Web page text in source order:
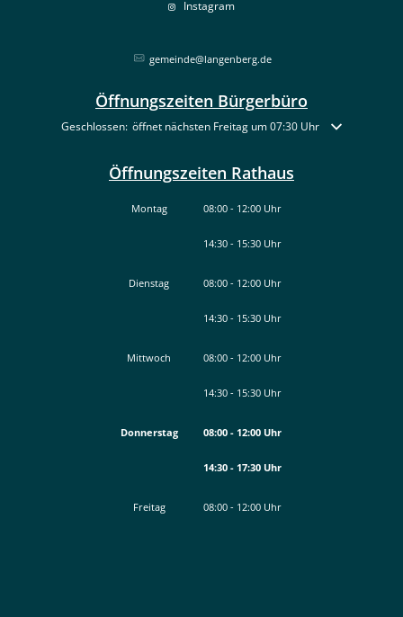
Instagram
gemeinde@langenberg.de
Öffnungszeiten Bürgerbüro
Klicken, um weitere Öffnungs- oder Schließzeiten auszublenden
Geschlossen: öffnet nächsten Freitag um 07:30 Uhr
Öffnungszeiten Rathaus
Montag 08:00- 12:00Uhr
Von 08:00 bis 12:00 Uhr
14:30- 15:30Uhr
Von 14:30 bis 15:30 Uhr
Dienstag 08:00- 12:00Uhr
Von 08:00 bis 12:00 Uhr
14:30- 15:30Uhr
Von 14:30 bis 15:30 Uhr
Mittwoch 08:00- 12:00Uhr
Von 08:00 bis 12:00 Uhr
14:30- 15:30Uhr
Von 14:30 bis 15:30 Uhr
Donnerstag 08:00- 12:00Uhr
Von 08:00 bis 12:00 Uhr
14:30- 17:30Uhr
Von 14:30 bis 17:30 Uhr
Freitag 08:00- 12:00Uhr